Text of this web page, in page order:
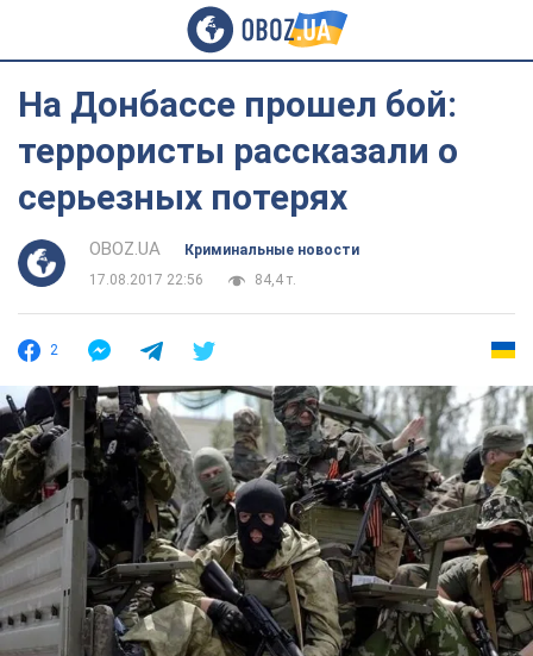
На Донбассе прошел бой:
террористы рассказали о
серьезных потерях
OBOZ.UA
Криминальные новости
17.08.2017 22:56
84,4 т.
2